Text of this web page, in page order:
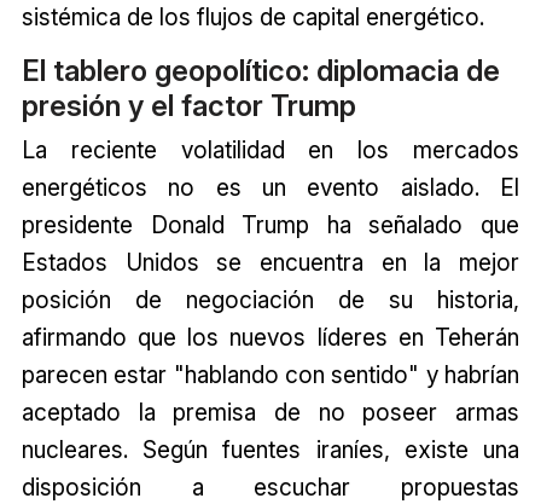
sistémica de los flujos de capital energético.
El tablero geopolítico: diplomacia de
presión y el factor Trump
La reciente volatilidad en los mercados
energéticos no es un evento aislado. El
presidente Donald Trump ha señalado que
Estados Unidos se encuentra en la mejor
posición de negociación de su historia,
afirmando que los nuevos líderes en Teherán
parecen estar "hablando con sentido" y habrían
aceptado la premisa de no poseer armas
nucleares. Según fuentes iraníes, existe una
disposición a escuchar propuestas